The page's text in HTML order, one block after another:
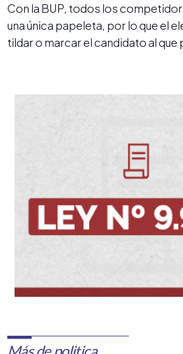
Con la BUP, todos los
una única papeleta, por lo que el
tildar o marcar el candidato al que
Más de politica